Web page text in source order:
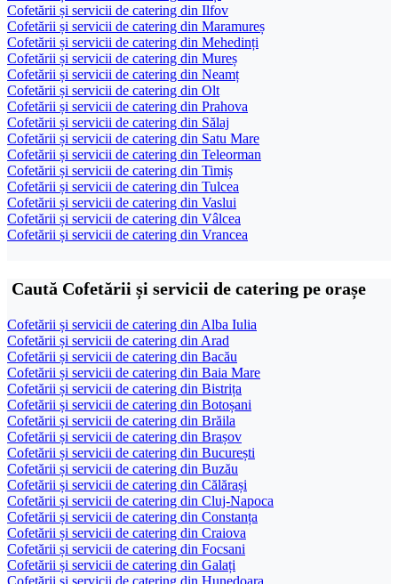
Cofetării și servicii de catering din Ilfov
Cofetării și servicii de catering din Maramureș
Cofetării și servicii de catering din Mehedinți
Cofetării și servicii de catering din Mureș
Cofetării și servicii de catering din Neamț
Cofetării și servicii de catering din Olt
Cofetării și servicii de catering din Prahova
Cofetării și servicii de catering din Sălaj
Cofetării și servicii de catering din Satu Mare
Cofetării și servicii de catering din Teleorman
Cofetării și servicii de catering din Timiș
Cofetării și servicii de catering din Tulcea
Cofetării și servicii de catering din Vaslui
Cofetării și servicii de catering din Vâlcea
Cofetării și servicii de catering din Vrancea
Caută Cofetării și servicii de catering pe orașe
Cofetării și servicii de catering din Alba Iulia
Cofetării și servicii de catering din Arad
Cofetării și servicii de catering din Bacău
Cofetării și servicii de catering din Baia Mare
Cofetării și servicii de catering din Bistrița
Cofetării și servicii de catering din Botoșani
Cofetării și servicii de catering din Brăila
Cofetării și servicii de catering din Brașov
Cofetării și servicii de catering din București
Cofetării și servicii de catering din Buzău
Cofetării și servicii de catering din Călărași
Cofetării și servicii de catering din Cluj-Napoca
Cofetării și servicii de catering din Constanța
Cofetării și servicii de catering din Craiova
Cofetării și servicii de catering din Focsani
Cofetării și servicii de catering din Galați
Cofetării și servicii de catering din Hunedoara